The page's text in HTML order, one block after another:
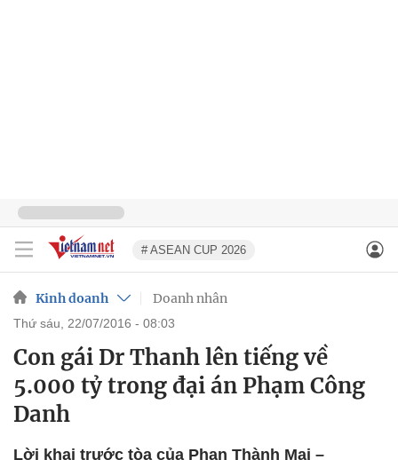
# ASEAN CUP 2026
Kinh doanh Doanh nhân
thứ sáu, 22/07/2016 - 08:03
Con gái Dr Thanh lên tiếng về
5.000 tỷ trong đại án Phạm Công
Danh
Lời khai trước tòa của Phan Thành Mai –